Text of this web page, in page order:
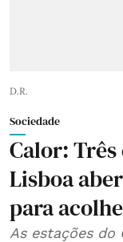
D.R.
Sociedade
Calor:
Lisboa
para
As estações do